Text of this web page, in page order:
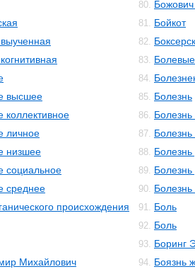
высшее
коллективное
личное
низшее
социальное
среднее
происхождения
Михайлович
80.
81. Бойкот
82.
83.
84.
85. Болезнь
86.
87.
88.
89.
90.
91. Боль
92. Боль
93. Боринг
94. Боязнь